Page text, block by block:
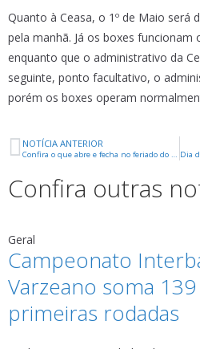
Quanto à Ceasa, o 1º de Maio será
pela manhã. Já os boxes
enquanto que o administrativo da
seguinte, ponto facultativo, o
porém os boxes operam
NOTÍCIA ANTERIOR
Confira o que abre e fecha no feriado do Dia do Trabalhador – 1º de Maio
Confira outras
Geral
Campeonato
Varzeano soma
primeiras rodadas